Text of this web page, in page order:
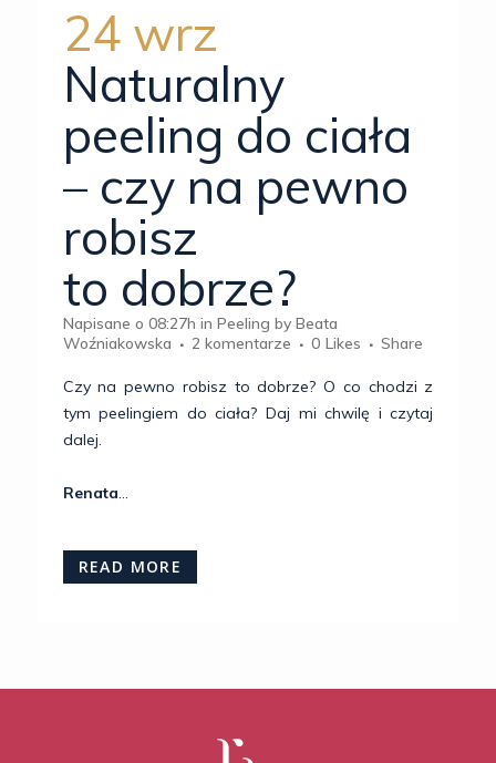
24 wrz
Naturalny
peeling do ciała
– czy na pewno
robisz
to dobrze?
Napisane o 08:27h in Peeling by Beata
Woźniakowska
2 komentarze 0 Likes Share
Czy na pewno robisz to dobrze? O co chodzi z
tym peelingiem do ciała? Daj mi chwilę i czytaj
dalej.
Renata
READ MORE